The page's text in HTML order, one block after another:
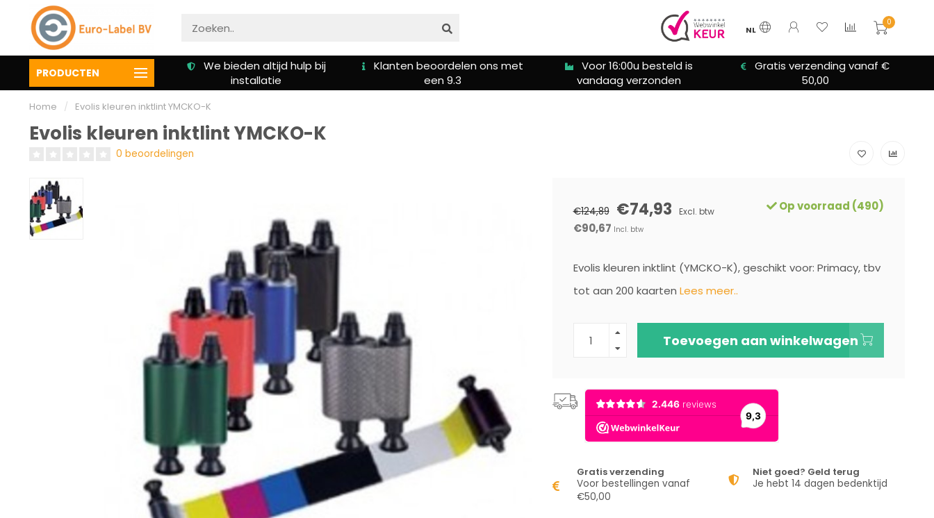
NL
0
PRODUCTEN
Gratis verzending vanaf €
50,00
We bieden altijd hulp bij
installatie
Klanten beoordelen ons met
een 9.3
Voor 16:00u besteld is
vandaag verzonden
Gratis verzending vanaf €
50,00
Home / Evolis kleuren inktlint YMCKO-K
Evolis kleuren inktlint YMCKO-K
0 beoordelingen
€124,89 €74,93 Excl. btw
€90,67 Incl. btw
Op voorraad (490)
Evolis kleuren inktlint (YMCKO-K), geschikt voor: Primacy, tbv
tot aan 200 kaarten Lees meer..
Toevoegen aan winkelwagen
Gratis verzending
Voor bestellingen vanaf
€50,00
Niet goed? Geld terug
Je hebt 14 dagen bedenktijd